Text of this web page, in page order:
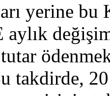
yerine bu
takdirde,